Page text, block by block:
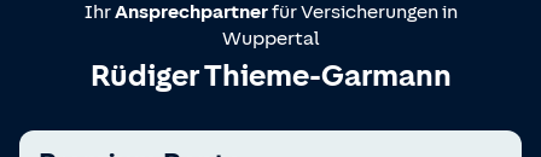
IhrAnsprechpartnerfür Versicherungen in
Wuppertal
Rüdiger Thieme-Garmann